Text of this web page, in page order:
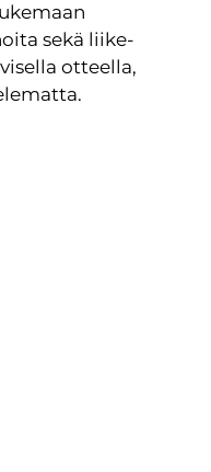
sekä liike-
otteella,